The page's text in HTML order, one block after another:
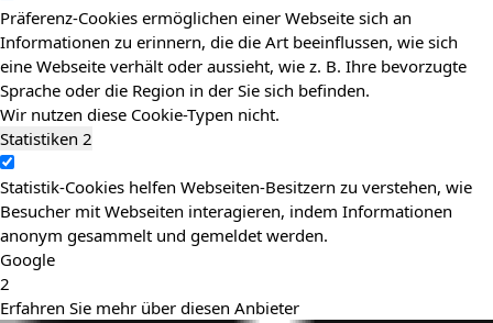
Präferenz-Cookies ermöglichen einer Webseite sich an
Informationen zu erinnern, die die Art beeinflussen, wie sich
eine Webseite verhält oder aussieht, wie z. B. Ihre bevorzugte
Sprache oder die Region in der Sie sich befinden.
Wir nutzen diese Cookie-Typen nicht.
Statistiken 2
Statistik-Cookies helfen Webseiten-Besitzern zu verstehen, wie
Besucher mit Webseiten interagieren, indem Informationen
anonym gesammelt und gemeldet werden.
Google
2
Erfahren Sie mehr über diesen Anbieter